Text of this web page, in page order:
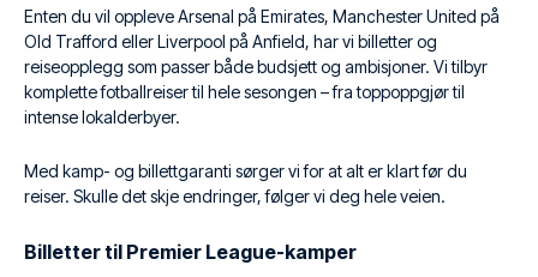
Enten du vil oppleve Arsenal på Emirates, Manchester United på
Old Trafford eller Liverpool på Anfield, har vi billetter og
reiseopplegg som passer både budsjett og ambisjoner. Vi tilbyr
komplette fotballreiser til hele sesongen – fra toppoppgjør til
intense lokalderbyer.
Med kamp- og billettgaranti sørger vi for at alt er klart før du
reiser. Skulle det skje endringer, følger vi deg hele veien.
Billetter til Premier League-kamper